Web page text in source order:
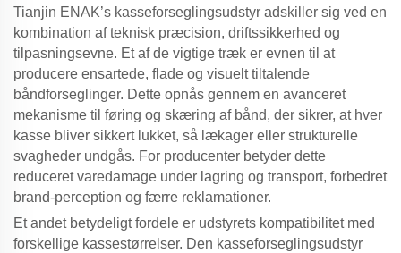
Tianjin ENAK’s kasseforseglingsudstyr adskiller sig ved en
kombination af teknisk præcision, driftssikkerhed og
tilpasningsevne. Et af de vigtige træk er evnen til at
producere ensartede, flade og visuelt tiltalende
båndforseglinger. Dette opnås gennem en avanceret
mekanisme til føring og skæring af bånd, der sikrer, at hver
kasse bliver sikkert lukket, så lækager eller strukturelle
svagheder undgås. For producenter betyder dette
reduceret varedamage under lagring og transport, forbedret
brand-perception og færre reklamationer.
Et andet betydeligt fordele er udstyrets kompatibilitet med
forskellige kassestørrelser. Den kasseforseglingsudstyr